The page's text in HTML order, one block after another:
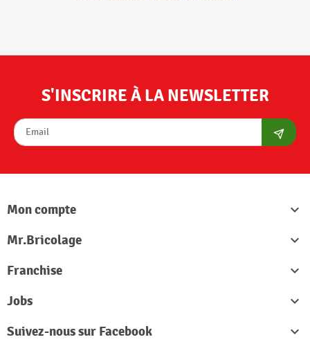
S'INSCRIRE À LA NEWSLETTER
Mon compte

Mr.Bricolage

Franchise

Jobs

Suivez-nous sur Facebook
